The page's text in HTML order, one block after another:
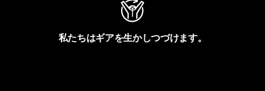
私たちはギアを生かしつづけます。